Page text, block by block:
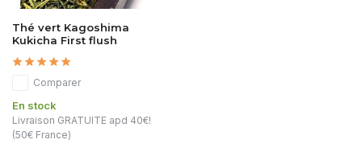
Thé vert Kagoshima
Kukicha First flush
Comparer
En stock
Livraison GRATUITE apd 40€!
(50€ France)